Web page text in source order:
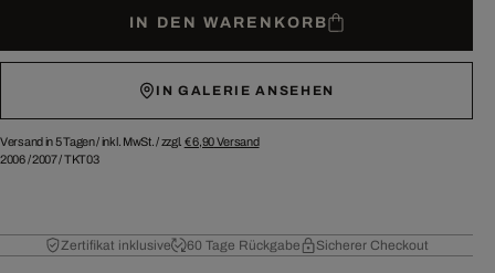
IN DEN WARENKORB
IN GALERIE ANSEHEN
Versand in 5 Tagen /inkl. MwSt. / zzgl. € 6,90Versand
2006/2007/TKT03
Zertifikat inklusive 60 Tage Rückgabe Sicherer Checkout